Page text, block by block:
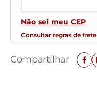
Não sei meu CEP
Consultar regras de frete
Compartilhar